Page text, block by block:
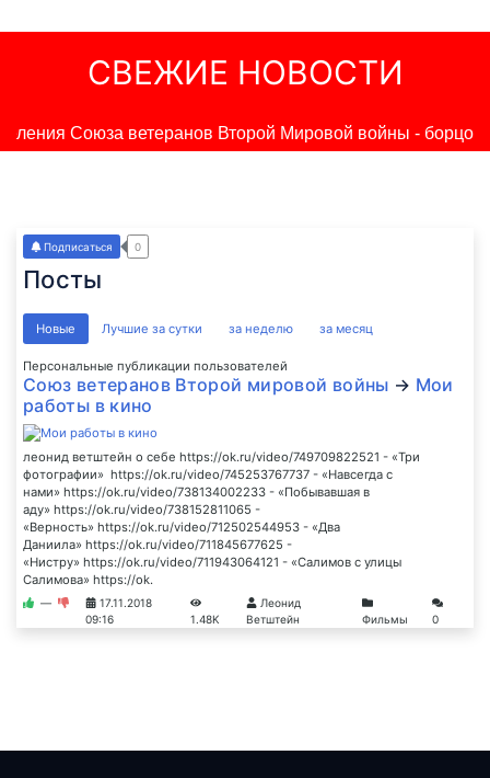
СВЕЖИЕ НОВОСТИ
Союза ветеранов Второй Мировой войны -
Посты
Подписаться 0
Новые Лучшие за сутки за неделю за месяц
Персональные публикации пользователей
Союз ветеранов Второй мировой войны → Мои
работы в кино
леонид ветштейн о себе https://ok.ru/video/749709822521 - «Три
фотографии» https://ok.ru/video/745253767737 - «Навсегда с
нами» https://ok.ru/video/738134002233 - «Побывавшая в
аду» https://ok.ru/video/738152811065 -
«Верность» https://ok.ru/video/712502544953 - «Два
Даниила» https://ok.ru/video/711845677625 -
«Нистру» https://ok.ru/video/711943064121 - «Салимов с улицы
Салимова» https://ok.
—
17.11.2018
09:16
1.48K
Леонид
Ветштейн
Фильмы 0